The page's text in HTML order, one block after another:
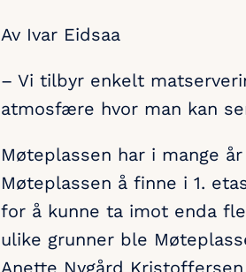
Av Ivar Eidsaa
– Vi tilbyr enkelt
atmosfære hvor man kan
Møteplassen har i mange
Møteplassen å finne i 1.
for å kunne ta imot enda
ulike grunner ble
Anette Nygård